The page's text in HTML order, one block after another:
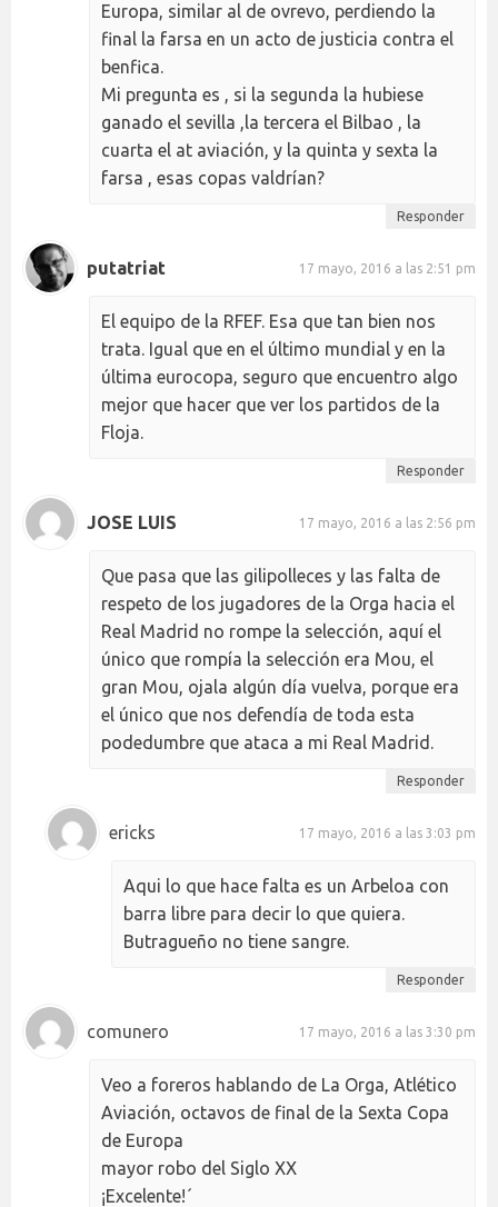
Europa, similar al de ovrevo, perdiendo la
final la farsa en un acto de justicia contra el
benfica.
Mi pregunta es , si la segunda la hubiese
ganado el sevilla ,la tercera el Bilbao , la
cuarta el at aviación, y la quinta y sexta la
farsa , esas copas valdrían?
Responder
putatriat 17 mayo, 2016 a las 2:51 pm
El equipo de la RFEF. Esa que tan bien nos
trata. Igual que en el último mundial y en la
última eurocopa, seguro que encuentro algo
mejor que hacer que ver los partidos de la
Floja.
Responder
JOSE LUIS 17 mayo, 2016 a las 2:56 pm
Que pasa que las gilipolleces y las falta de
respeto de los jugadores de la Orga hacia el
Real Madrid no rompe la selección, aquí el
único que rompía la selección era Mou, el
gran Mou, ojala algún día vuelva, porque era
el único que nos defendía de toda esta
podedumbre que ataca a mi Real Madrid.
Responder
ericks 17 mayo, 2016 a las 3:03 pm
Aqui lo que hace falta es un Arbeloa con
barra libre para decir lo que quiera.
Butragueño no tiene sangre.
Responder
comunero 17 mayo, 2016 a las 3:30 pm
Veo a foreros hablando de La Orga, Atlético
Aviación, octavos de final de la Sexta Copa
de Europa
mayor robo del Siglo XX
¡Excelente!´